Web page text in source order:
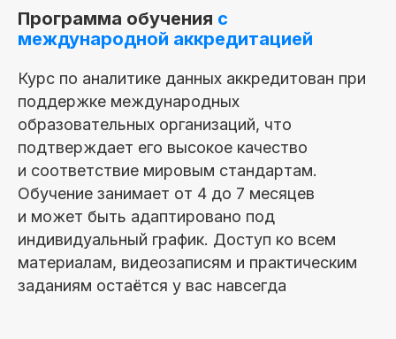
Программа обучения с
международной аккредитацией
Курс по аналитике данных аккредитован при
поддержке международных
образовательных организаций, что
подтверждает его высокое качество
и соответствие мировым стандартам.
Обучение занимает от 4 до 7 месяцев
и может быть адаптировано под
индивидуальный график. Доступ ко всем
материалам, видеозаписям и практическим
заданиям остаётся у вас навсегда
Получить программу
Попробовать 48 часов бесплатно
в PDF или попробовать
48 часов бесплатного
демо-доступа
ко всему курсу